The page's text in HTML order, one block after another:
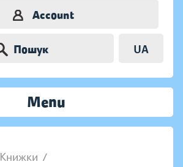
Account
Пошук UA
Menu
Книжки /